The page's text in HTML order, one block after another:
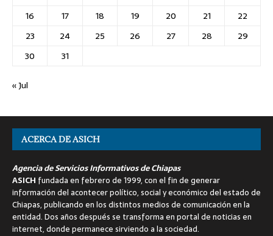
16
17 18 19 20 21
22
23
24 25 26 27 28
29
30
31
« Jul
ACERCA DE ASICH
Agencia de Servicios Informativos de Chiapas
ASICH fundada en febrero de 1999, con el fin de generar
información del acontecer político, social y económico del estado de
Chiapas, publicando en los distintos medios de comunicación en la
entidad. Dos años después se transforma en portal de noticias en
internet, donde permanece sirviendo a la sociedad.